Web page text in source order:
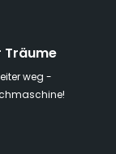
Träume
weg -